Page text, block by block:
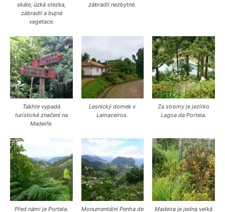
skále, úzká stezka,
zábradlí a bujná
vegetace.
zábradlí nezbytné.
Takhle vypadá
turistické značení na
Madeiře.
Lesnický domek v
Lamaceiros.
Za stromy je jezírko
Lagoa da Portela.
Před námi je Portela.
Monumentální Penha de
Madeira je jedna velká